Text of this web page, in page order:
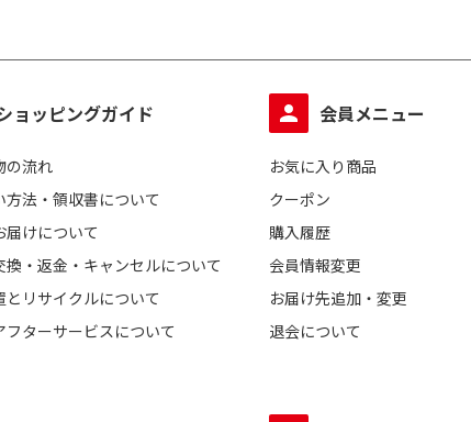
ョッピングガイド
の流れ
方法・領収書について
届けについて
換・返金・キャンセルについて
とリサイクルについて
フターサービスについて
会員メニュー
お気に入り商品
クーポン
購入履歴
会員情報変更
お届け先追加・変更
退会について